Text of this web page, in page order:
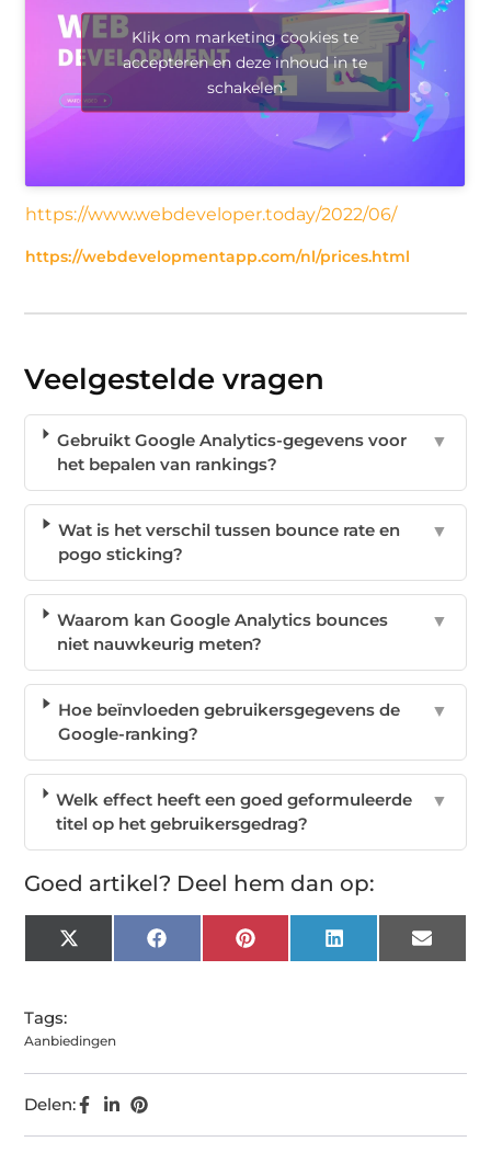
Klik om marketing cookies te
accepteren en deze inhoud in te
schakelen
https://www.webdeveloper.today/2022/06/
https://webdevelopmentapp.com/nl/prices.html
Veelgestelde vragen
Gebruikt Google Analytics-gegevens voor
het bepalen van rankings?
▼
Wat is het verschil tussen bounce rate en
pogo sticking?
▼
Waarom kan Google Analytics bounces
niet nauwkeurig meten?
▼
Hoe beïnvloeden gebruikersgegevens de
Google-ranking?
▼
Welk effect heeft een goed geformuleerde
titel op het gebruikersgedrag?
▼
Goed artikel? Deel hem dan op:
X
(Twitter)
FacebookPinterest LinkedIn Email
Tags:
Aanbiedingen
Delen: